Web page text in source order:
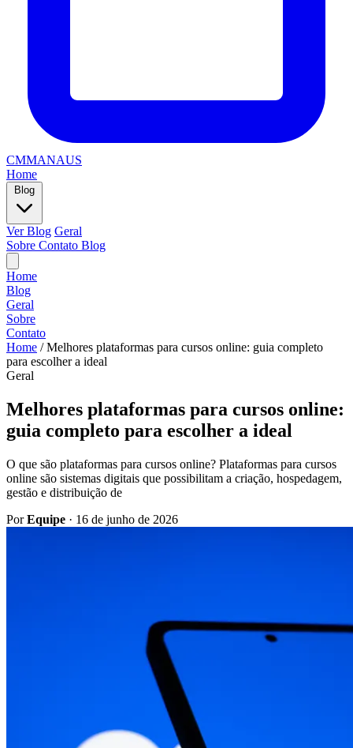
CMMANAUS
Home
Ver Blog Geral
Sobre Contato Blog
Home
Blog
Geral
Sobre
Contato
Home / Melhores plataformas para cursos online: guia completo
para escolher a ideal
Geral
Melhores plataformas para cursos online:
guia completo para escolher a ideal
O que são plataformas para cursos online? Plataformas para cursos
online são sistemas digitais que possibilitam a criação, hospedagem,
gestão e distribuição de
PorEquipe · 16 de junho de 2026